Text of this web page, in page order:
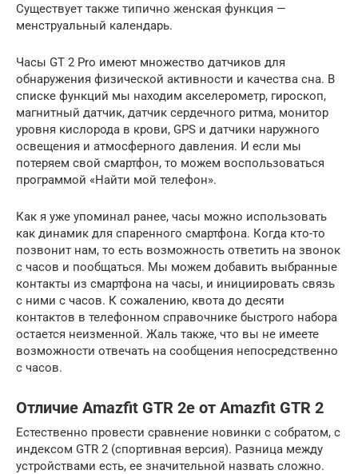
Существует также типично женская функция —
менструальный календарь.
Часы GT 2 Pro имеют множество датчиков для
обнаружения физической активности и качества сна. В
списке функций мы находим акселерометр, гироскоп,
магнитный датчик, датчик сердечного ритма, монитор
уровня кислорода в крови, GPS и датчики наружного
освещения и атмосферного давления. И если мы
потеряем свой смартфон, то можем воспользоваться
программой «Найти мой телефон».
Как я уже упоминал ранее, часы можно использовать
как динамик для спаренного смартфона. Когда кто-то
позвонит нам, то есть возможность ответить на звонок
с часов и пообщаться. Мы можем добавить выбранные
контакты из смартфона на часы, и инициировать связь
с ними с часов. К сожалению, квота до десяти
контактов в телефонном справочнике быстрого набора
остается неизменной. Жаль также, что вы не имеете
возможности отвечать на сообщения непосредственно
с часов.
Отличие Amazfit GTR 2e от Amazfit GTR 2
Естественно провести сравнение новинки с собратом, с
индексом GTR 2 (спортивная версия). Разница между
устройствами есть, ее значительной назвать сложно.